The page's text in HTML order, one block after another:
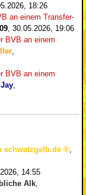
18:26
an einem Transfer-
, 30.05.2026, 19:06
BVB an einem
,
BVB an einem
,
schwatzgelb.de
14:55
Alk